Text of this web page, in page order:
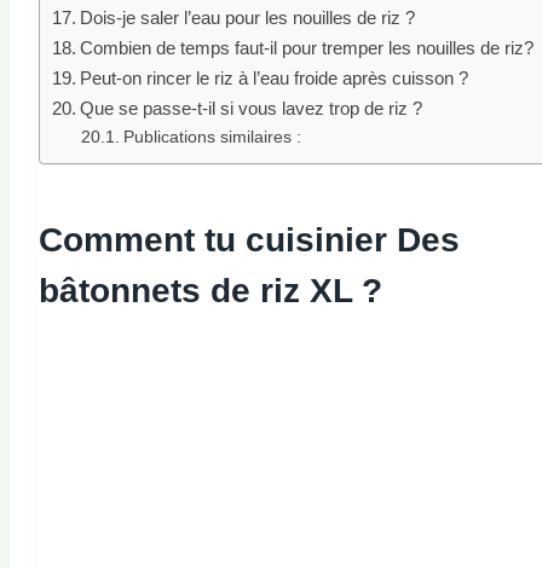
Dois-je saler l’eau pour les nouilles de riz ?
Combien de temps faut-il pour tremper les nouilles de riz?
Peut-on rincer le riz à l’eau froide après cuisson ?
Que se passe-t-il si vous lavez trop de riz ?
Publications similaires :
Comment tu cuisinier Des
bâtonnets de riz XL ?